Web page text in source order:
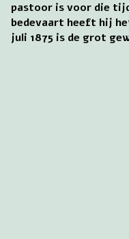
pastoor is voor die
bedevaart heeft hij
juli 1875 is de grot